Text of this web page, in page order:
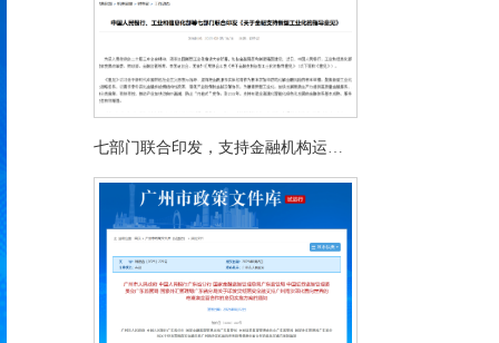
七部门联合印发，支持金融机构运用
区块链技术